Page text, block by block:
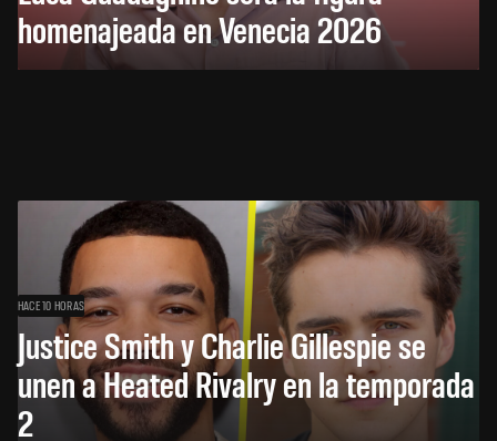
homenajeada en Venecia 2026
HACE 10 HORAS
Justice Smith y Charlie Gillespie se
unen a Heated Rivalry en la temporada
2